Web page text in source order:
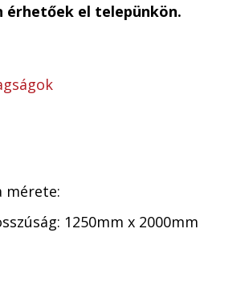
érhetőek el telepünkön.
mérete:
1250mm x 2000mm